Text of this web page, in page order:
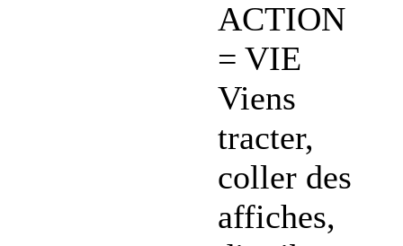
ACTION
= VIE
Viens
tracter,
coller des
affiches,